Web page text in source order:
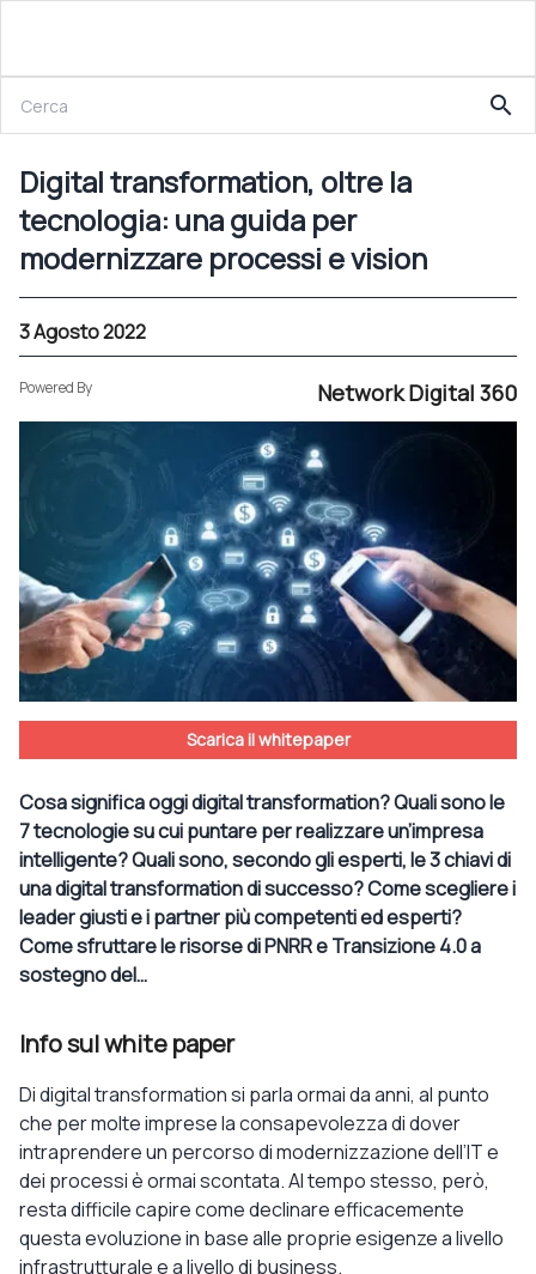
Digital transformation, oltre la tecnologia: una guida per modernizzare processi e vision
search
Digital transformation, oltre la
tecnologia: una guida per
modernizzare processi e vision
3 Agosto 2022
Powered By Network Digital 360
Scarica il whitepaper
Cosa significa oggi digital transformation? Quali sono le
7 tecnologie su cui puntare per realizzare un’impresa
intelligente? Quali sono, secondo gli esperti, le 3 chiavi di
una digital transformation di successo? Come scegliere i
leader giusti e i partner più competenti ed esperti?
Come sfruttare le risorse di PNRR e Transizione 4.0 a
sostegno del…
Info sul white paper
Di digital transformation si parla ormai da anni, al punto
che per molte imprese la consapevolezza di dover
intraprendere un percorso di modernizzazione dell’IT e
dei processi è ormai scontata. Al tempo stesso, però,
resta difficile capire come declinare efficacemente
questa evoluzione in base alle proprie esigenze a livello
infrastrutturale e a livello di business.